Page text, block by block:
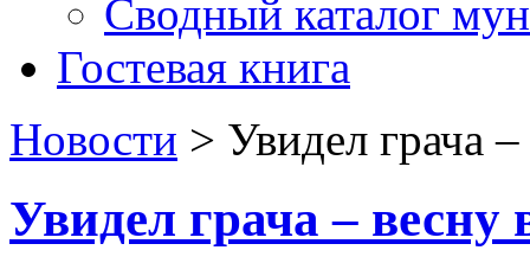
Сводный каталог
Гостевая книга
Новости > Увидел грача
Увидел грача – весну